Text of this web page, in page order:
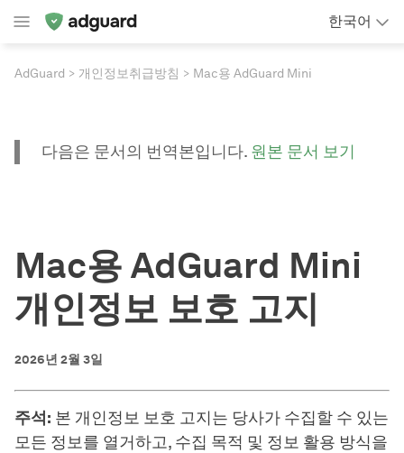
한국어
AdGuard 개인정보취급방침 Mac용 AdGuard Mini
다음은 문서의 번역본입니다. 원본 문서 보기
Mac용 AdGuard Mini
개인정보 보호 고지
2026년 2월 3일
주석: 본 개인정보 보호 고지는 당사가 수집할 수 있는
모든 정보를 열거하고, 수집 목적 및 정보 활용 방식을